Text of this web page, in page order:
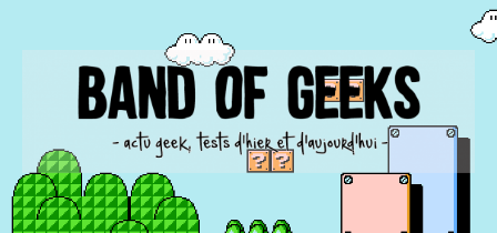
BAND OF GEEKS
Actu Geek d'hier et d'aujourd'hui